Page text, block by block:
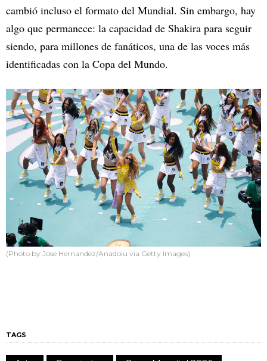
cambió incluso el formato del Mundial. Sin embargo, hay
algo que permanece: la capacidad de Shakira para seguir
siendo, para millones de fanáticos, una de las voces más
identificadas con la Copa del Mundo.
(Photo by Jose Hernandez/Anadolu via Getty Images)
TAGS